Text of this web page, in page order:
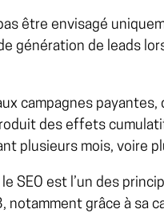
être envisagé
génération de leads
campagnes
des effets
plusieurs mois, voire
le SEO est l’un des
notamment grâce à sa